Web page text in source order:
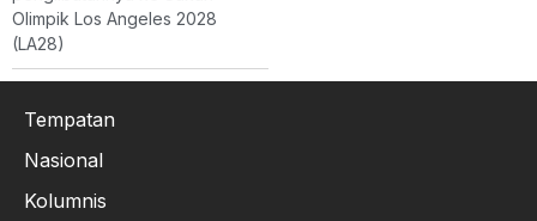
Olimpik Los Angeles 2028
(LA28)
Tempatan
Nasional
Kolumnis